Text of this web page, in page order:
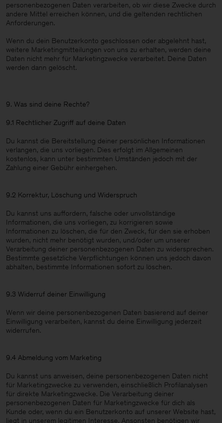
personenbezogenen Daten verarbeiten, ob wir diese Zwecke durch
andere Mittel erreichen können, und die geltenden rechtlichen
Anforderungen.
Wenn du dein Benutzerkonto geschlossen oder abgelehnt hast,
weitere Marketingmitteilungen von uns zu erhalten, werden deine
Daten nicht mehr für Marketingzwecke verarbeitet. Deine Daten
werden dann gelöscht.
9. Was sind deine Rechte?
9.1 Rechtlicher Zugriff auf deine Daten
Du kannst die Bereitstellung deiner persönlichen Informationen
verlangen, die uns vorliegen. Dies erfolgt im Allgemeinen
kostenlos, kann unter bestimmten Umständen jedoch mit der
Zahlung einer Gebühr einhergehen.
9.2 Korrektur, Löschung und Widerspruch
Du kannst uns auffordern, falsche oder unvollständige
Informationen, die uns vorliegen, zu korrigieren sowie
Informationen zu löschen, die für den Zweck, für den sie erhoben
wurden, nicht mehr benötigt wurden, und/oder um unserer
Verarbeitung deiner personenbezogenen Daten zu widersprechen.
Bestimmte gesetzliche Verpflichtungen können uns jedoch davon
abhalten, bestimmte Informationen sofort zu löschen.
9.3 Widerruf deiner Einwilligung
Wenn wir deine personenbezogenen Daten basierend auf deiner
Einwilligung verarbeiten, kannst du deine Einwilligung jederzeit
widerrufen.
9.4 Abmeldung vom Marketing
Du kannst uns anweisen, deine personenbezogenen Daten nicht
für Marketingzwecke zu verwenden, einschließlich Profilanalysen
für direkte Marketingzwecke. Die Verarbeitung deiner
personenbezogenen Daten für Marketingzwecke für dich als
Kunde oder, wenn du ein Benutzerkonto auf unserer Website hast,
liegt in unserem legitimen Interesse. Ansonsten benötigen wir